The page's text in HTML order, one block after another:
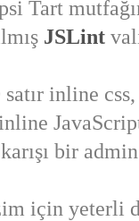
Tart
JSLint
inline
bir
için yeterli